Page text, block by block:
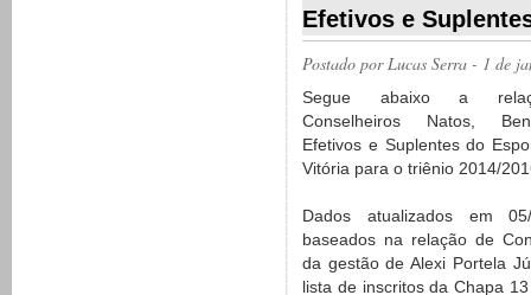
Efetivos e
Postado por Lucas Serra - 1 de
Segue abaixo a
Conselheiros Natos,
Efetivos e Suplentes do
Vitória para o triênio 2014/
Dados atualizados em
baseados na relação de
da gestão de Alexi Portela
lista de inscritos da Chapa